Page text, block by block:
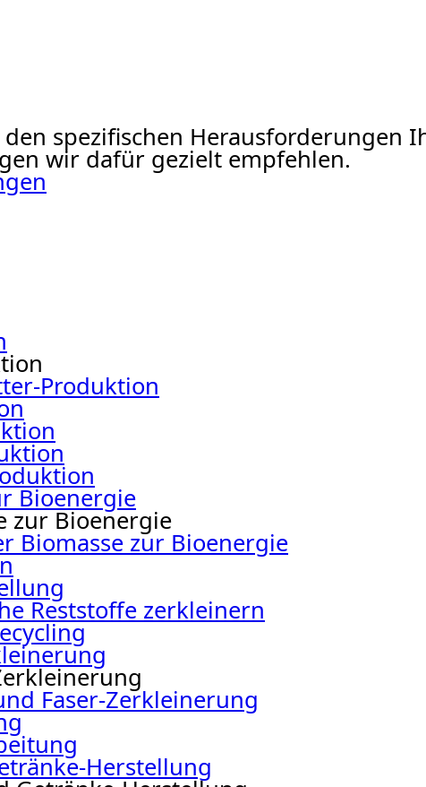
spezifischen Herausforderungen
wir dafür gezielt empfehlen.
Produktion
Bioenergie
zur Bioenergie
Biomasse zur Bioenergie
Reststoffe zerkleinern
Faser-Zerkleinerung
Herstellung